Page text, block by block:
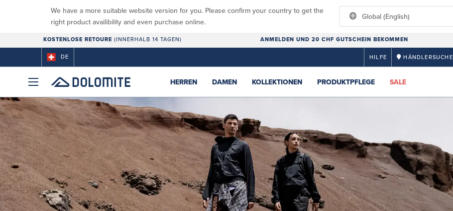
We have a more suitable website version for you. Please confirm your country to get the
right product availibility and even purchase online.
Global (English)
KOSTENLOSE RETOURE (INNERHALB 14 TAGEN) ANMELDEN UND 20 CHF GUTSCHEIN BEKOMMEN
DE HILFE HÄNDLERSUCHE
HERREN DAMEN KOLLEKTIONEN PRODUKTPFLEGE SALE